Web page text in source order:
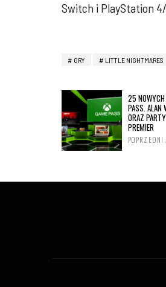
Switch i PlayStation
GRY LITTLE NIGHTMARES
25 NOWYCH
PASS. ALAN
ORAZ
PREMIER
POPRZEDNI